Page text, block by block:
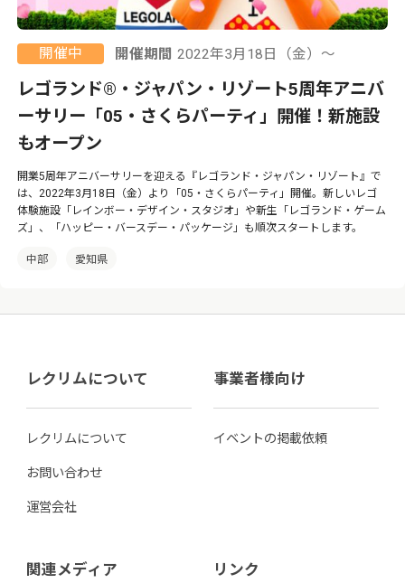
開催中 開催期間 2022年3月18日（金）〜
レゴランド®・ジャパン・リゾート5周年アニバ
ーサリー「05・さくらパーティ」開催！新施設
もオープン
開業5周年アニバーサリーを迎える『レゴランド・ジャパン・リゾート』で
は、2022年3月18日（金）より「05・さくらパーティ」開催。新しいレゴ
体験施設「レインボー・デザイン・スタジオ」や新生「レゴランド・ゲーム
ズ」、「ハッピー・バースデー・パッケージ」も順次スタートします。
中部 愛知県
レクリムについて
レクリムについて
お問い合わせ
運営会社
事業者様向け
イベントの掲載依頼
関連メディア リンク